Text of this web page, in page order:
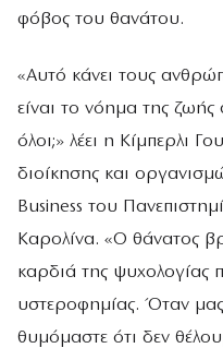
φόβος του θανάτου.
«Αυτό κάνει τους
είναι το νόημα της ζωής
όλοι;» λέει η Κίμπερλι
διοίκησης και
Business του
Καρολίνα. «Ο θάνατος
καρδιά της ψυχολογίας
υστεροφημίας. Όταν
θυμόμαστε ότι δεν